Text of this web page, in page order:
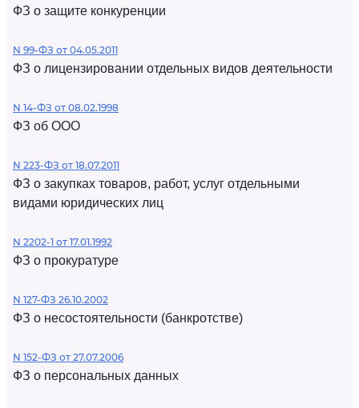
ФЗ о защите конкуренции
N 99-ФЗ от 04.05.2011
ФЗ о лицензировании отдельных видов деятельности
N 14-ФЗ от 08.02.1998
ФЗ об ООО
N 223-ФЗ от 18.07.2011
ФЗ о закупках товаров, работ, услуг отдельными
видами юридических лиц
N 2202-1 от 17.01.1992
ФЗ о прокуратуре
N 127-ФЗ 26.10.2002
ФЗ о несостоятельности (банкротстве)
N 152-ФЗ от 27.07.2006
ФЗ о персональных данных